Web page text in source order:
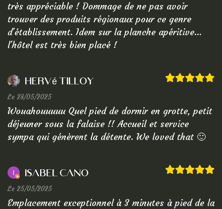
très appréciable ! Dommage de ne pas avoir
trouver des produits régionaux pour ce genre
d'établissement. Idem sur la planche apéritive...
l'hôtel est très bien placé !
Hervé TILLOY
Le 28/05/2025
Wouahouuuuu Quel pied de dormir en grotte, petit
déjeuner sous la falaise !! Accueil et service
sympa qui génèrent la détente. We loved that 🙂
Isabel Cano
Le 25/05/2025
Emplacement exceptionnel à 3 minutes à pied de la